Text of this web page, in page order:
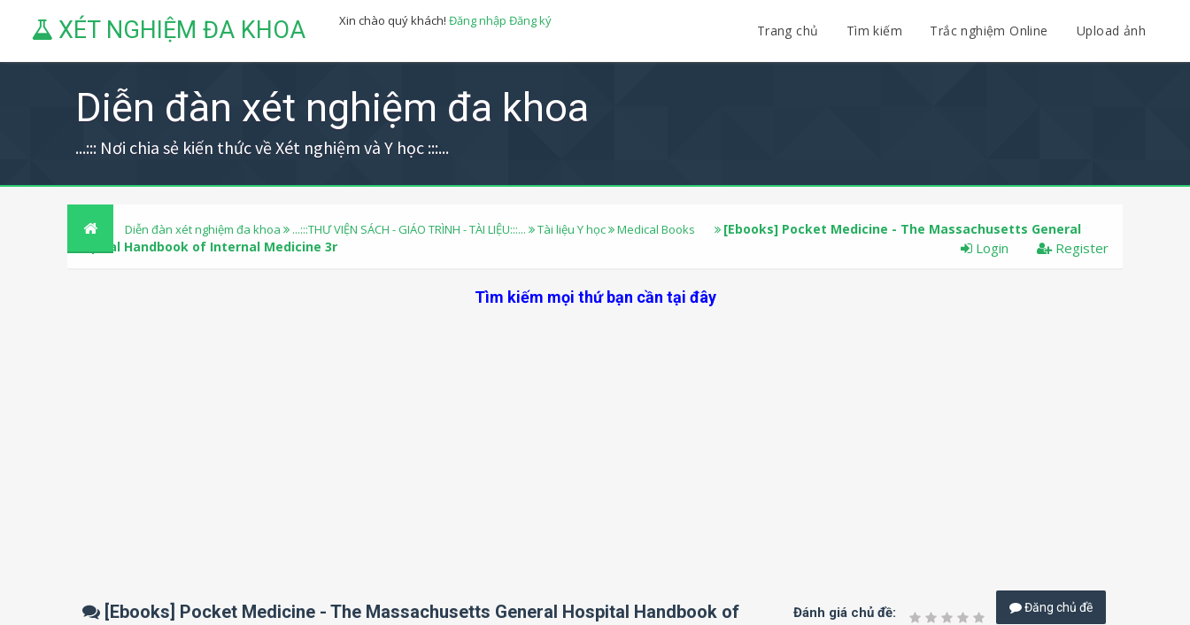
XÉT NGHIỆM ĐA KHOA Trang chủ Tìm kiếm Trắc nghiệm Online Upload ảnh
Xin chào quý khách! Đăng nhập Đăng ký
Diễn đàn xét nghiệm đa khoa
...::: Nơi chia sẻ kiến thức về Xét nghiệm và Y học :::...
Diễn đàn xét nghiệm đa khoa ...:::THƯ VIỆN SÁCH - GIÁO TRÌNH - TÀI LIỆU:::... Tài liệu Y học Medical Books
[Ebooks] Pocket Medicine - The Massachusetts General
Hospital Handbook of Internal Medicine 3r
Register
Login
Tìm kiếm mọi thứ bạn cần tại đây
Đăng chủ đề
Đánh giá chủ đề:
[Ebooks] Pocket Medicine - The Massachusetts General Hospital Handbook of